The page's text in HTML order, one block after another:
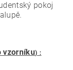
pokoj
vzorníku) :